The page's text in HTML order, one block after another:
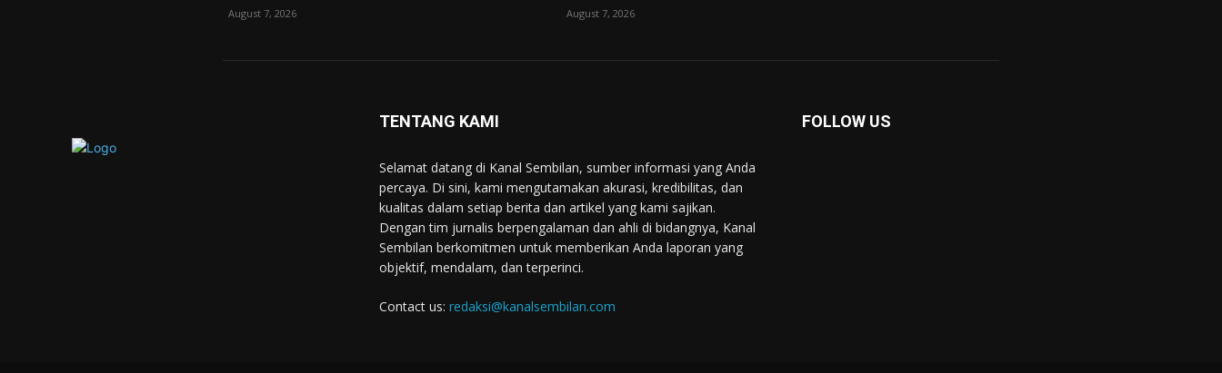
August 7, 2026 August 7, 2026
TENTANG KAMI
Selamat datang di Kanal Sembilan, sumber informasi yang Anda
percaya. Di sini, kami mengutamakan akurasi, kredibilitas, dan
kualitas dalam setiap berita dan artikel yang kami sajikan.
Dengan tim jurnalis berpengalaman dan ahli di bidangnya, Kanal
Sembilan berkomitmen untuk memberikan Anda laporan yang
objektif, mendalam, dan terperinci.
Contact us: redaksi@kanalsembilan.com
FOLLOW US